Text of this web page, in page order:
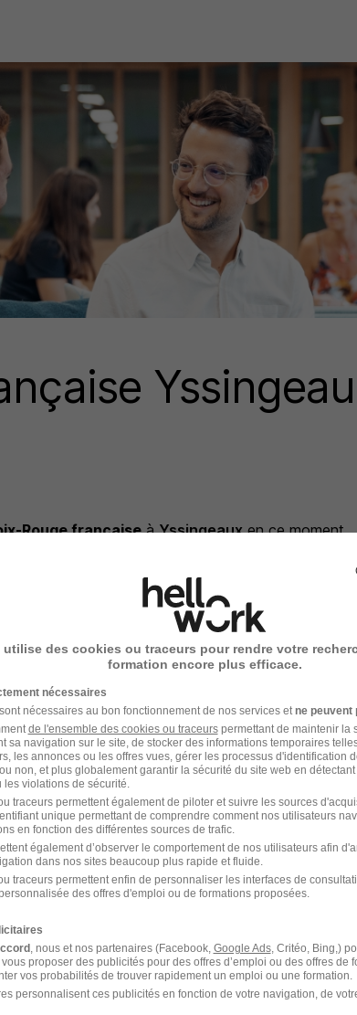
Rouge française àYssingeauxen ce moment
françaiseou à Yssingeaux
par Ville
Rouge française
Croix-Rouge
Saint-Jean-de-
utilise des cookies ou traceurs pour rendre votre
formation encore plus efficace.
nécessaires
nécessaires au bon fonctionnement de nos services etne peuvent
de l'ensemble des cookies ou traceurspermettant de maintenir la
sa navigation sur le site, de stocker des informations temporaires
les annonces ou les offres vues, gérer les processus d'identification
non, et plus globalement garantir la sécurité du site web en
les violations de sécurité.
traceurs permettent également de piloter et suivre les sources
unique permettant de comprendre comment nos utilisateurs
en fonction des différentes sources de trafic.
également d’observer le comportement de nos utilisateurs afin
dans nos sites beaucoup plus rapide et fluide.
traceurs permettent enfin de personnaliser les interfaces de
des offres d'emploi ou de formations proposées.
, nous et nos partenaires (Facebook, Google Ads, Critéo, Bing,)
proposer des publicités pour des offres d’emploi ou des offres de
vos probabilités de trouver rapidement un emploi ou une formation.
personnalisent ces publicités en fonction de votre navigation, de